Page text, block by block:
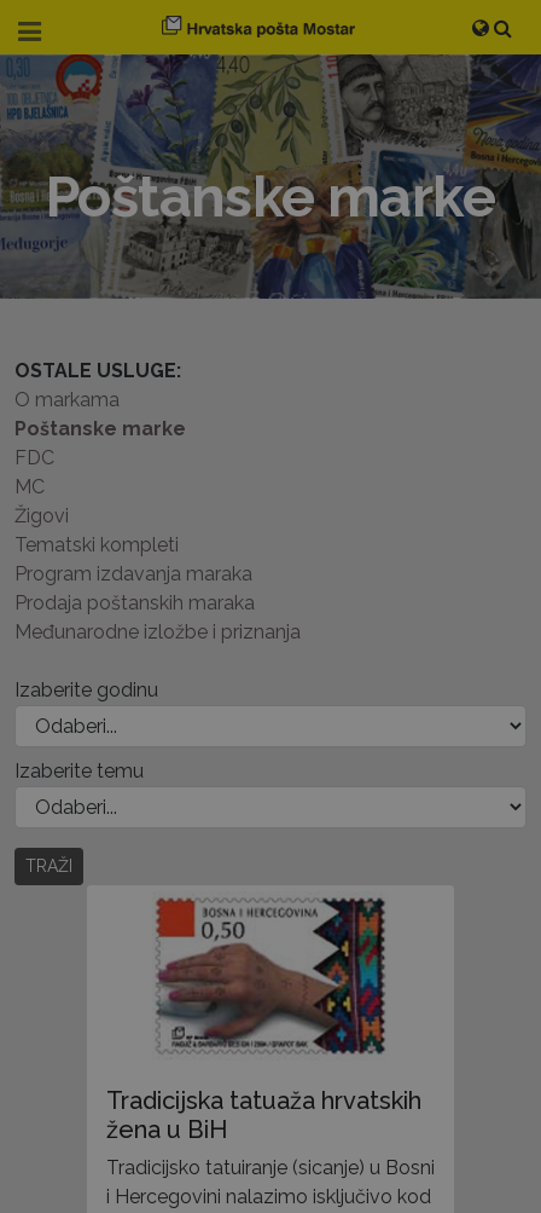
Poštanske marke
OSTALE USLUGE:
O markama
Poštanske marke
FDC
MC
Žigovi
Tematski kompleti
Program izdavanja maraka
Prodaja poštanskih maraka
Međunarodne izložbe i priznanja
Izaberite godinu
Izaberite temu
TRAŽI
Tradicijska tatuaža hrvatskih
žena u BiH
Tradicijsko tatuiranje (sicanje) u Bosni
i Hercegovini nalazimo isključivo kod